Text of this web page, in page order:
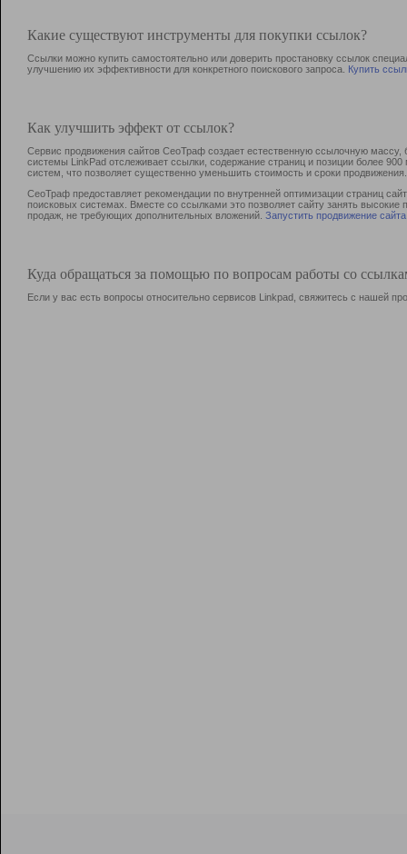
Какие существуют инструменты для покупки ссылок?
Ссылки можно купить самостоятельно или доверить простановку ссылок
улучшению их эффективности для конкретного поискового запроса. Купить
Как улучшить эффект от ссылок?
Сервис продвижения сайтов СеоТраф создает естественную ссылочную
системы LinkPad отслеживает ссылки, содержание страниц и позиции более
систем, что позволяет существенно уменьшить стоимость и сроки продвижения.
СеоТраф предоставляет рекомендации по внутренней оптимизации страниц
поисковых системах. Вместе со ссылками это позволяет сайту занять
продаж, не требующих дополнительных вложений. Запустить продвижение сайта
Куда обращаться за помощью по вопросам работы со
Если у вас есть вопросы относительно сервисов Linkpad, свяжитесь с нашей